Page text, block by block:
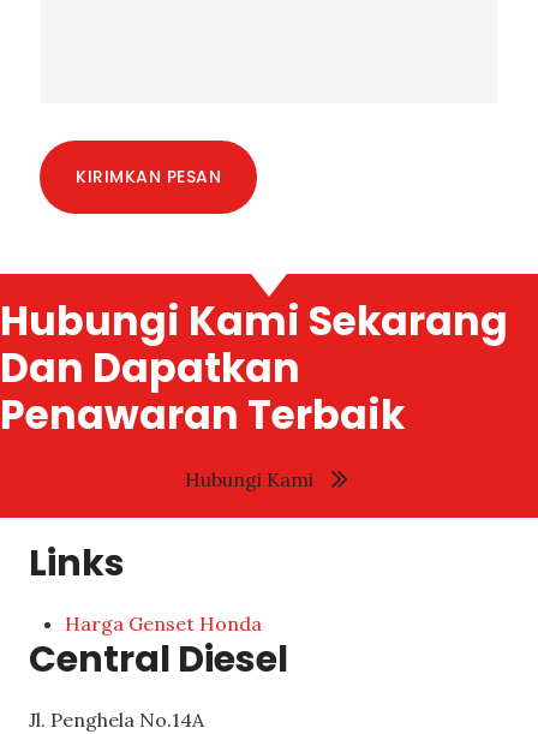
KIRIMKAN PESAN
Hubungi Kami Sekarang
Dan Dapatkan
Penawaran Terbaik
Hubungi Kami
Links
Harga Genset Honda
Central Diesel
Jl. Penghela No.14A